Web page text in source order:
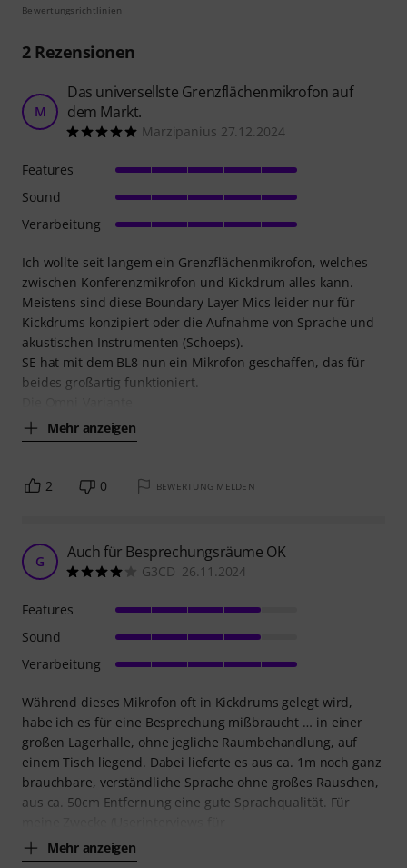
Bewertungsrichtlinien
2Rezensionen
M
Das universellste Grenzflächenmikrofon auf
dem Markt.
Marzipanius 27.12.2024
Ich wollte seit langem ein Grenzflächenmikrofon, welches
zwischen Konferenzmikrofon und Kickdrum alles kann.
Meistens sind diese Boundary Layer Mics leider nur für
Kickdrums konzipiert oder die Aufnahme von Sprache und
akustischen Instrumenten (Schoeps).
SE hat mit dem BL8 nun ein Mikrofon geschaffen, das für
beides großartig funktioniert.
Mehr anzeigen
Features
Sound
Verarbeitung
2 0 BEWERTUNG MELDEN
G Auch für Besprechungsräume OK
G3CD 26.11.2024
Während dieses Mikrofon oft in Kickdrums gelegt wird,
habe ich es für eine Besprechung mißbraucht … in einer
großen Lagerhalle, ohne jegliche Raumbehandlung, auf
einem Tisch liegend. Dabei lieferte es aus ca. 1m noch ganz
brauchbare, verständliche Sprache ohne großes Rauschen,
aus ca. 50cm Entfernung eine gute Sprachqualität. Für
Mehr anzeigen
Features
Sound
Verarbeitung